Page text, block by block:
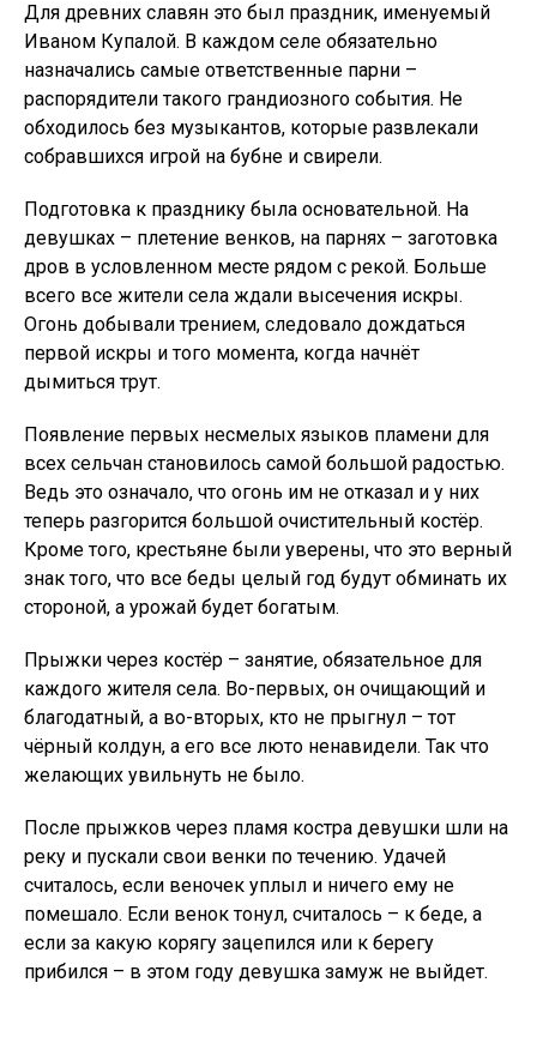
Для древних славян это был праздник, именуемый
Иваном Купалой. В каждом селе обязательно
назначались самые ответственные парни –
распорядители такого грандиозного события. Не
обходилось без музыкантов, которые развлекали
собравшихся игрой на бубне и свирели.
Подготовка к празднику была основательной. На
девушках – плетение венков, на парнях – заготовка
дров в условленном месте рядом с рекой. Больше
всего все жители села ждали высечения искры.
Огонь добывали трением, следовало дождаться
первой искры и того момента, когда начнёт
дымиться трут.
Появление первых несмелых языков пламени для
всех сельчан становилось самой большой радостью.
Ведь это означало, что огонь им не отказал и у них
теперь разгорится большой очистительный костёр.
Кроме того, крестьяне были уверены, что это верный
знак того, что все беды целый год будут обминать их
стороной, а урожай будет богатым.
Прыжки через костёр – занятие, обязательное для
каждого жителя села. Во-первых, он очищающий и
благодатный, а во-вторых, кто не прыгнул – тот
чёрный колдун, а его все люто ненавидели. Так что
желающих увильнуть не было.
После прыжков через пламя костра девушки шли на
реку и пускали свои венки по течению. Удачей
считалось, если веночек уплыл и ничего ему не
помешало. Если венок тонул, считалось – к беде, а
если за какую корягу зацепился или к берегу
прибился – в этом году девушка замуж не выйдет.